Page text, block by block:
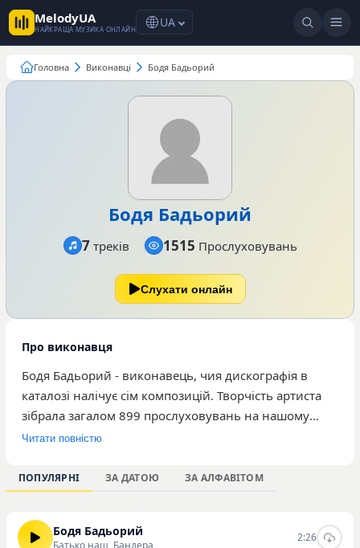
MelodyUA
НАЙКРАЩА МУЗИКА ОНЛАЙН UA
Головна Виконавці Бодя Бадьорий
Бодя Бадьорий
7треків 1515 Прослуховувань
Слухати онлайн
Про виконавця
Бодя Бадьорий - виконавець, чия дискографія в
каталозі налічує сім композицій. Творчість артиста
зібрала загалом 899 прослуховувань на нашому
ресурсі. Серед найбільш популярних робіт
Бандера», «Наша Таня гірко плаче» та «А я все
дивлюся». Композиції виконавця орієнтовані на
сучасними українськими аудіозаписами. Роботи
Читати повністю
ПОПУЛЯРНІ ЗА ДАТОЮ ЗА АЛФАВІТОМ
Бодя Бадьорий
Батько наш, Бандера
2:26